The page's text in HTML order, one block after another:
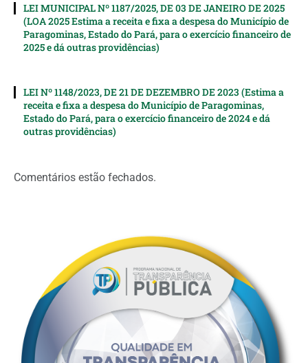
LEI MUNICIPAL Nº 1187/2025, DE 03 DE JANEIRO DE 2025
(LOA 2025 Estima a receita e fixa a despesa do Município de
Paragominas, Estado do Pará, para o exercício financeiro de
2025 e dá outras providências)
LEI Nº 1148/2023, DE 21 DE DEZEMBRO DE 2023 (Estima a
receita e fixa a despesa do Município de Paragominas,
Estado do Pará, para o exercício financeiro de 2024 e dá
outras providências)
Comentários estão fechados.